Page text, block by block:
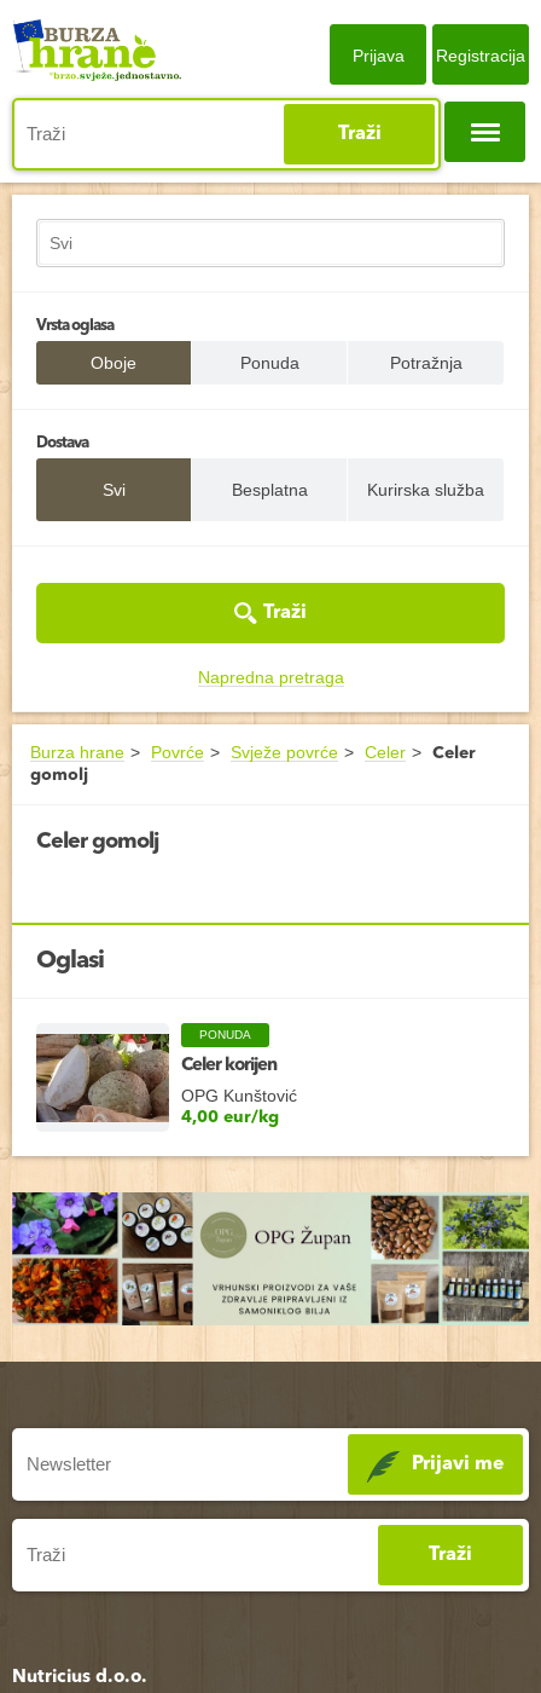
Traži
Prijava Registracija
Vrsta oglasa
Oboje Ponuda Potražnja
Dostava
Svi Besplatna Kurirska služba
Traži
Napredna pretraga
Burza hrane Povrće Svježe povrće Celer
Celer
gomolj
Celer gomolj
Oglasi
PONUDA
Celer korijen
OPG Kunštović
4,00 eur/kg
Prijavi me
Traži
Nutricius d.o.o.